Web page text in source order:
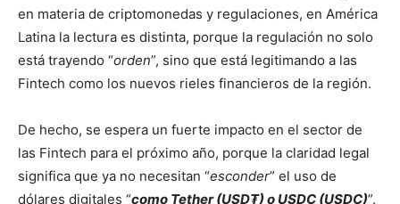
en materia de criptomonedas y regulaciones, en América
Latina la lectura es distinta, porque la regulación no solo
está trayendo “orden”, sino que está legitimando a las
Fintech como los nuevos rieles financieros de la región.
De hecho, se espera un fuerte impacto en el sector de
las Fintech para el próximo año, porque la claridad legal
significa que ya no necesitan “esconder” el uso de
dólares digitales “como Tether (USD₮) o USDC (USDC)”.